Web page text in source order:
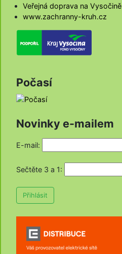
Veřejná doprava na Vysočině
www.zachranny-kruh.cz
Počasí
Novinky e-mailem
E-mail:
Sečtěte 3 a 1:
Přihlásit